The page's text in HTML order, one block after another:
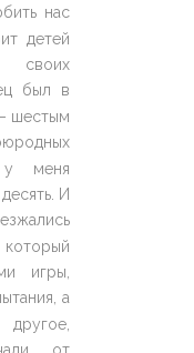
нас
детей
был в
шестым
у меня
И
игры,
а